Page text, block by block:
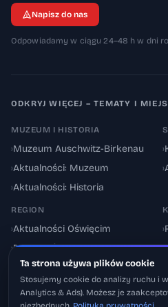
Napisz do nas
Odpowiadamy w ciągu 24–48 h w dni
ODKRYJ WIĘCEJ – TEMATY I
MUZEUM I HISTORIA
›Muzeum Auschwitz-Birkenau
›Aktualności: Muzeum
›Aktualności: Historia
›
›
REGION
›Aktualności Oświęcim
›Powiat oświęcimski
Utrudnienia drogowe
›
›
Ta strona używa plików cookie
Stosujemy cookie do analizy ruchu i
Analytics & Ads). Możesz je